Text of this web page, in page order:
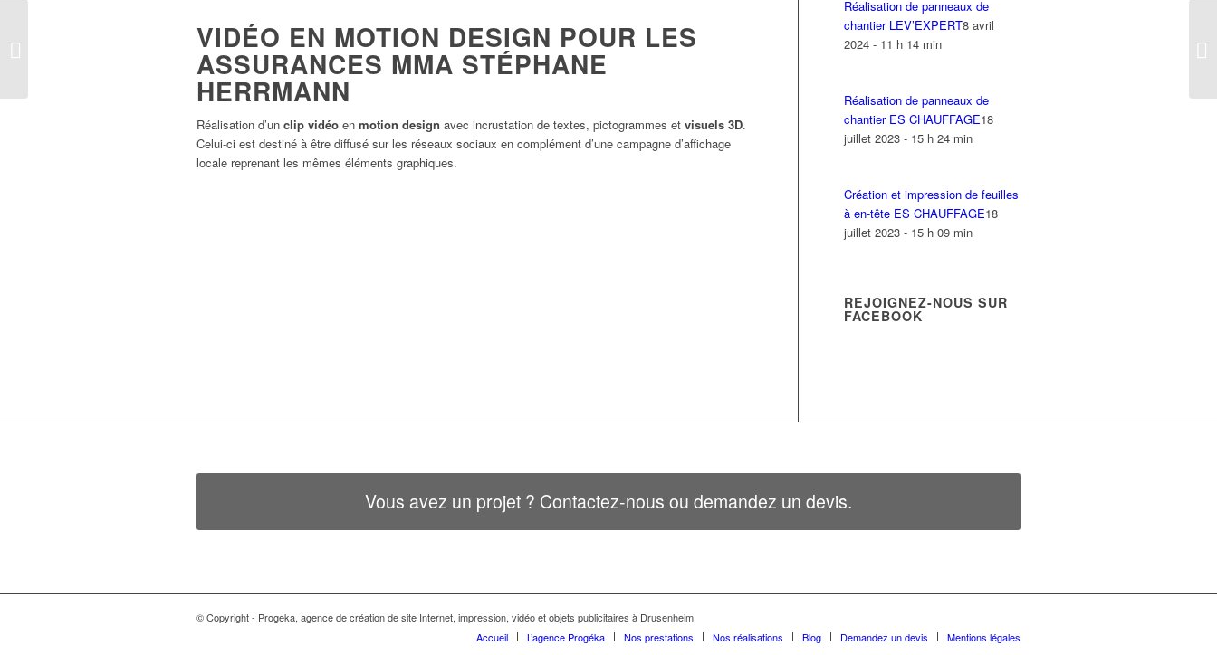
VIDÉO EN MOTION DESIGN POUR LES
ASSURANCES MMA STÉPHANE
HERRMANN
Réalisation d’un clip vidéo en motion design avec incrustation de textes, pictogrammes et visuels 3D.
Celui-ci est destiné à être diffusé sur les réseaux sociaux en complément d’une campagne d’affichage
locale reprenant les mêmes éléments graphiques.
Réalisation de panneaux de
chantier LEV’EXPERT8 avril
2024 - 11 h 14 min
Réalisation de panneaux de
chantier ES CHAUFFAGE18
juillet 2023 - 15 h 24 min
Création et impression de feuilles
à en-tête ES CHAUFFAGE18
juillet 2023 - 15 h 09 min
REJOIGNEZ-NOUS SUR
FACEBOOK
Vous avez un projet ? Contactez-nous ou demandez un devis.
© Copyright - Progeka, agence de création de site Internet, impression, vidéo et objets publicitaires à Drusenheim
Accueil
L’agence Progéka Nos prestations Nos réalisations Blog Demandez un devis Mentions légales